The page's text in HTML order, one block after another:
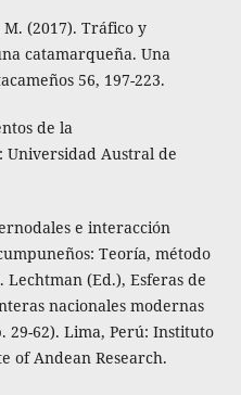
(2017). Tráfico y
catamarqueña. Una
56, 197-223.
de la
Austral de
e interacción
Teoría, método
(Ed.), Esferas de
nacionales modernas
29-62). Lima, Perú: Instituto
of Andean Research.